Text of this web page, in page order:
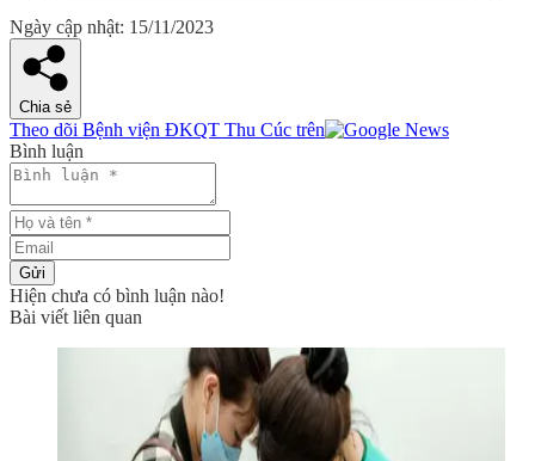
Ngày cập nhật: 15/11/2023
Chia sẻ
Theo dõi Bệnh viện ĐKQT Thu Cúc trên
Bình luận
Gửi
Hiện chưa có bình luận nào!
Bài viết liên quan